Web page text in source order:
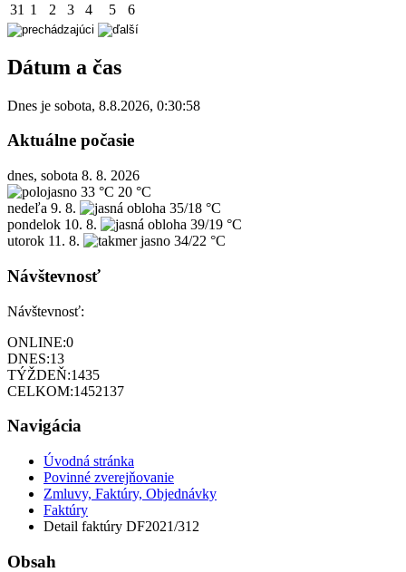
31 1 2 3 4 5 6
Dátum a čas
Dnes je sobota, 8.8.2026, 0:30:58
Aktuálne počasie
dnes, sobota 8. 8. 2026
33 °C 20 °C
nedeľa 9. 8.
35/18 °C
pondelok 10. 8.
39/19 °C
utorok 11. 8. 34/22 °C
Návštevnosť
Návštevnosť:
ONLINE:0
DNES:13
TÝŽDEŇ:1435
CELKOM:1452137
Navigácia
Úvodná stránka
Povinné zverejňovanie
Zmluvy, Faktúry, Objednávky
Faktúry
Detail faktúry DF2021/312
Obsah